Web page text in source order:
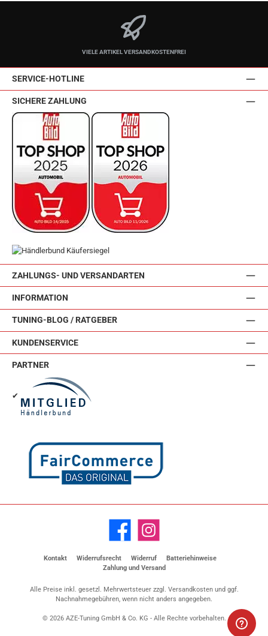
VIELE ARTIKEL VERSANDKOSTENFREI
SERVICE-HOTLINE
ZAHLUNGS- UND VERSANDARTEN
INFORMATION
TUNING-BLOG / RATGEBER
KUNDENSERVICE
SICHERE ZAHLUNG
PARTNER
✔
Facebook Instagram
Kontakt Widerrufsrecht Widerruf
Batteriehinweise
Zahlung und Versand
Alle Preise inkl. gesetzl. Mehrwertsteuer zzgl. Versandkostenund ggf.
Nachnahmegebühren, wenn nicht anders angegeben.
© 2026 AZE-Tuning GmbH & Co. KG - Alle Rechte vorbehalten.